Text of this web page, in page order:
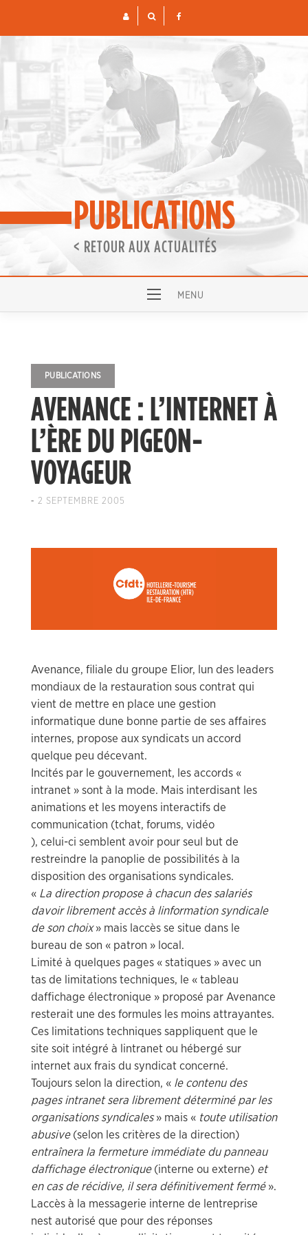
PUBLICATIONS
< RETOUR AUX ACTUALITÉS
PUBLICATIONS
AVENANCE : L’INTERNET À
L’ÈRE DU PIGEON-
VOYAGEUR
- 2 SEPTEMBRE 2005
Avenance, filiale du groupe Elior, lun des leaders
mondiaux de la restauration sous contrat qui
vient de mettre en place une gestion
informatique dune bonne partie de ses affaires
internes, propose aux syndicats un accord
quelque peu décevant.
Incités par le gouvernement, les accords «
intranet » sont à la mode. Mais interdisant les
animations et les moyens interactifs de
communication (tchat, forums, vidéo
), celui-ci semblent avoir pour seul but de
restreindre la panoplie de possibilités à la
disposition des organisations syndicales.
« La direction propose à chacun des salariés
davoir librement accès à linformation syndicale
de son choix» mais laccès se situe dans le
bureau de son « patron » local.
Limité à quelques pages « statiques » avec un
tas de limitations techniques, le « tableau
daffichage électronique » proposé par Avenance
resterait une des formules les moins attrayantes.
Ces limitations techniques sappliquent que le
site soit intégré à lintranet ou hébergé sur
internet aux frais du syndicat concerné.
Toujours selon la direction, « le contenu des
pages intranet sera librement déterminé par les
organisations syndicales » mais « toute utilisation
abusive(selon les critères de la direction)
entraînera la fermeture immédiate du panneau
daffichage électronique (interne ou externe) et
en cas de récidive, il sera définitivement fermé ».
Laccès à la messagerie interne de lentreprise
nest autorisé que pour des réponses